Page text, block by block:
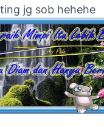
jg sob hehehe